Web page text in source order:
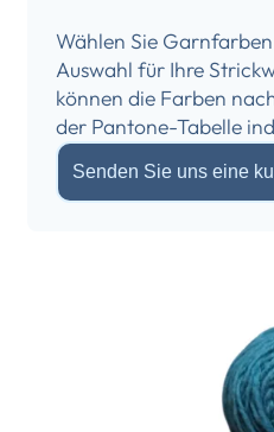
Wählen Sie
Auswahl für Ihre
können die Farben
der Pantone-Tabelle
Senden Sie uns eine